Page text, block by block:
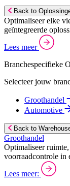
Back to
Optimaliseer elke
geïntegreerde
Lees meer
Branchespecifieke
Selecteer jouw
Groothandel
Automotive
Back to
Groothandel
Optimaliseer
voorraadcontrole in
Lees meer: